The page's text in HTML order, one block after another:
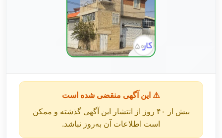
⚠️ این آگهی منقضی شده است
بیش از ۴۰ روز از انتشار این آگهی گذشته و ممکن
است اطلاعات آن به‌روز نباشد.